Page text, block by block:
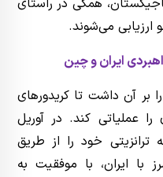
همگی در راستای
ارزیابی می‌شوند.
ایران و چین
بر آن داشت تا کریدورهای
عملیاتی کند. در آوریل
ترانزیتی خود را از طریق
با ایران، با موفقیت به